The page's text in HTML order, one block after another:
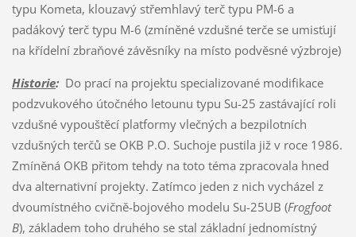
typu Kometa, klouzavý střemhlavý terč typu PM-6 a
padákový terč typu M-6 (zmíněné vzdušné terče se umisťují
na křídelní zbraňové závěsníky na místo podvěsné výzbroje)
Historie:Do prací na projektu specializované modifikace
podzvukového útočného letounu typu Su-25 zastávající roli
vzdušné vypouštěcí platformy vlečných a bezpilotních
vzdušných terčů se OKB P.O. Suchoje pustila již v roce 1986.
Zmíněná OKB přitom tehdy na toto téma zpracovala hned
dva alternativní projekty. Zatímco jeden z nich vycházel z
dvoumístného cvičně-bojového modelu Su-25UB (Frogfoot
B), základem toho druhého se stal základní jednomístný